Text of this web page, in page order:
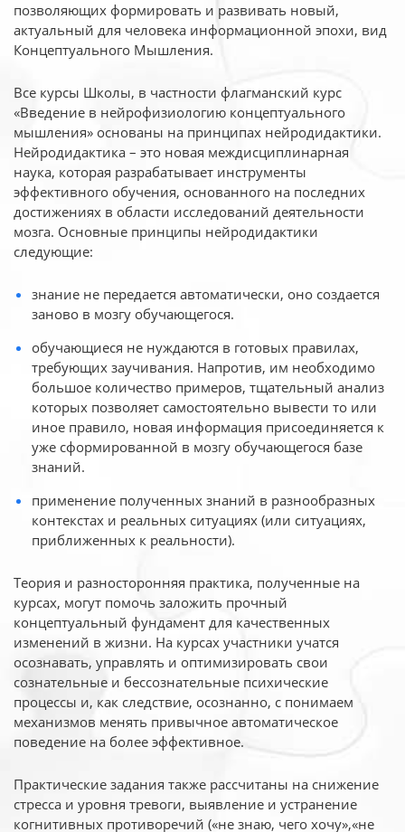
позволяющих формировать и развивать новый,
актуальный для человека информационной эпохи, вид
Концептуального Мышления.
Все курсы Школы, в частности флагманский курс
«Введение в нейрофизиологию концептуального
мышления» основаны на принципах нейродидактики.
Нейродидактика – это новая междисциплинарная
наука, которая разрабатывает инструменты
эффективного обучения, основанного на последних
достижениях в области исследований деятельности
мозга. Основные принципы нейродидактики
следующие:
знание не передается автоматически, оно создается
заново в мозгу обучающегося.
обучающиеся не нуждаются в готовых правилах,
требующих заучивания. Напротив, им необходимо
большое количество примеров, тщательный анализ
которых позволяет самостоятельно вывести то или
иное правило, новая информация присоединяется к
уже сформированной в мозгу обучающегося базе
знаний.
применение полученных знаний в разнообразных
контекстах и реальных ситуациях (или ситуациях,
приближенных к реальности).
Теория и разносторонняя практика, полученные на
курсах, могут помочь заложить прочный
концептуальный фундамент для качественных
изменений в жизни. На курсах участники учатся
осознавать, управлять и оптимизировать свои
сознательные и бессознательные психические
процессы и, как следствие, осознанно, с понимаем
механизмов менять привычное автоматическое
поведение на более эффективное.
Практические задания также рассчитаны на снижение
стресса и уровня тревоги, выявление и устранение
когнитивных противоречий («не знаю, чего хочу»,«не